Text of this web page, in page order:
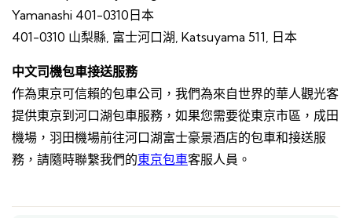
Yamanashi 401-0310日本
401-0310 山梨縣, 富士河口湖, Katsuyama 511, 日本
中文司機包車接送服務
作為東京可信賴的包車公司，我們為來自世界的華人觀光客
提供東京到河口湖包車服務，如果您需要從東京市區，成田
機場，羽田機場前往河口湖富士豪景酒店的包車和接送服
務，請隨時聯繫我們的東京包車客服人員。